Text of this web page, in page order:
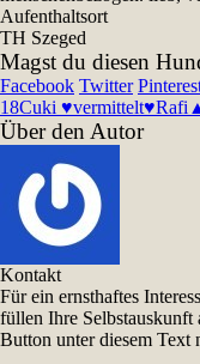
Aufenthaltsort
TH Szeged
Magst du diesen
Facebook Twitter
18Cuki ♥vermittelt♥
Über den Autor
Kontakt
Für ein ernsthaftes
füllen Ihre Selbstauskunft
Button unter diesem Text